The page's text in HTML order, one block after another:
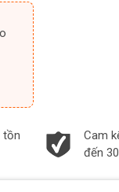
tồn
Cam
đến